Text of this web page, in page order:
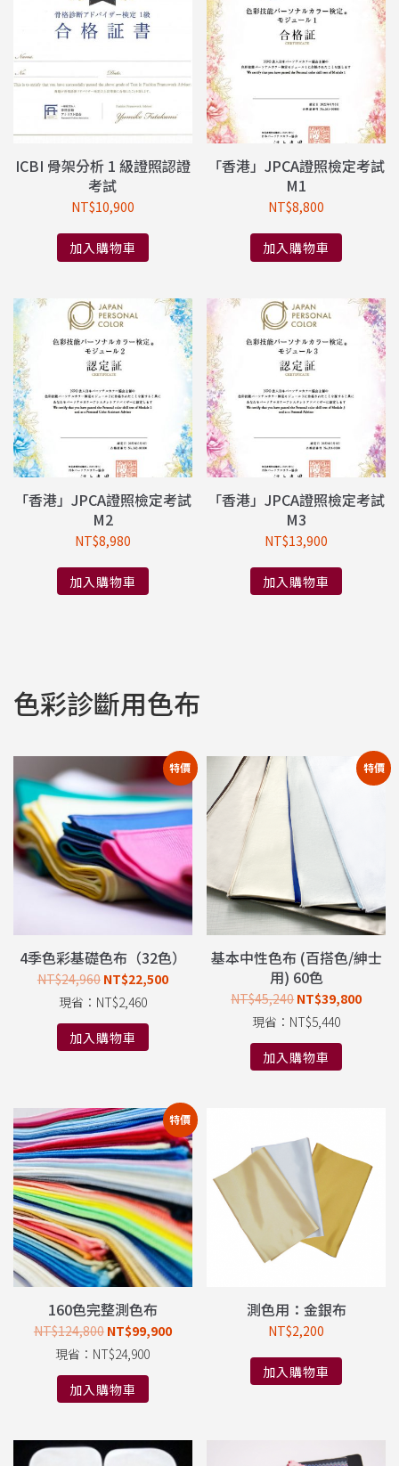
ICBI 骨架分析 1 級證照認證
考試
NT$10,900
加入購物車
「香港」JPCA證照檢定考試
M1
NT$8,800
加入購物車
「香港」JPCA證照檢定考試
M2
NT$8,980
加入購物車
「香港」JPCA證照檢定考試
M3
NT$13,900
加入購物車
色彩診斷用色布
特價
4季色彩基礎色布（32色）
NT$24,960 NT$22,500
現省： NT$2,460
加入購物車
特價
基本中性色布 (百搭色/紳士
用) 60色
NT$45,240 NT$39,800
現省： NT$5,440
加入購物車
特價
160色完整測色布
NT$124,800 NT$99,900
現省： NT$24,900
加入購物車
測色用：金銀布
NT$2,200
加入購物車